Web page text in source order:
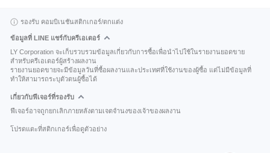
รองรับ คอมบิเนชันสติกเกอร์/ตกแต่ง
ข้อมูลที่ LINE แชร์กับครีเอเตอร์
LY Corporation จะเก็บรวบรวมข้อมูลเกี่ยวกับการซื้อเพื่อนำไปใช้ในรายงานยอดขาย
สำหรับครีเอเตอร์ผู้สร้างผลงาน
รายงานยอดขายจะมีข้อมูลวันที่ซื้อผลงานและประเทศที่ใช้งานของผู้ซื้อ แต่ไม่มีข้อมูลที่
ทำให้สามารถระบุตัวตนผู้ซื้อได้
เกี่ยวกับฟีเจอร์ที่รองรับ
ฟีเจอร์อาจถูกยกเลิกภายหลังตามเจตจำนงของเจ้าของผลงาน
โปรดแตะที่สติกเกอร์เพื่อดูตัวอย่าง